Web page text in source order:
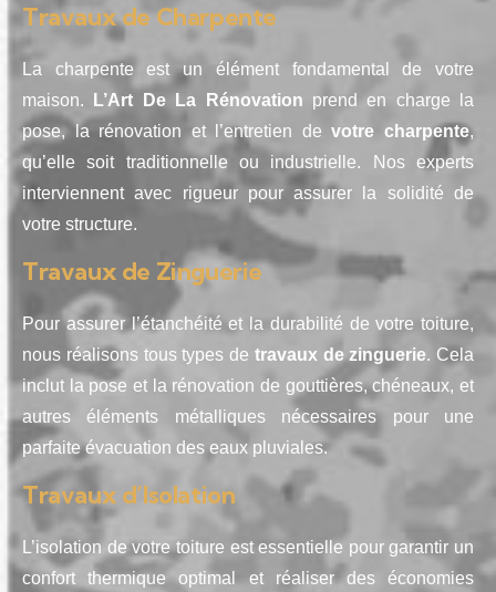
Travaux de Charpente
La charpente est un élément fondamental de votre
maison.
L’Art De La Rénovation prend en charge la
pose, la rénovation et l’entretien devotre charpente,
qu’elle soit traditionnelle ou industrielle. Nos experts
interviennent avec rigueur pour assurer la solidité de
votre structure.
Travaux de Zinguerie
Pour assurer l’étanchéité et la durabilité de votre toiture,
nous réalisons tous types de travaux de zinguerie. Cela
inclut la pose et la rénovation de gouttières, chéneaux, et
autres éléments métalliques nécessaires pour une
parfaite évacuation des eaux pluviales.
Travaux d’Isolation
L’isolation de votre toiture est essentielle pour garantir un
confort thermique optimal et réaliser des économies